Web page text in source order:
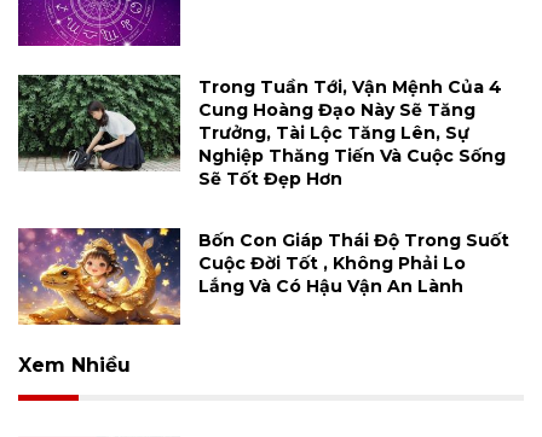
Trong Tuần Tới, Vận Mệnh Của 4
Cung Hoàng Đạo Này Sẽ Tăng
Trưởng, Tài Lộc Tăng Lên, Sự
Nghiệp Thăng Tiến Và Cuộc Sống
Sẽ Tốt Đẹp Hơn
Bốn Con Giáp Thái Độ Trong Suốt
Cuộc Đời Tốt , Không Phải Lo
Lắng Và Có Hậu Vận An Lành
Xem Nhiều